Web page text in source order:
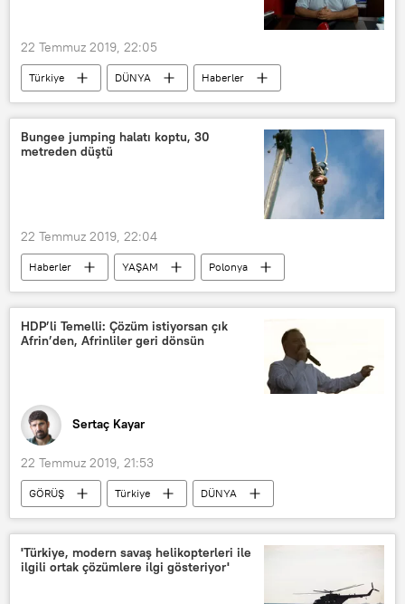
22 Temmuz 2019, 22:05
Türkiye DÜNYA
Haberler
İYİ Parti
Saldırı
Güngören
Ayhan Kurt
Bungee jumping halatı koptu, 30
metreden düştü
22 Temmuz 2019, 22:04
Haberler YAŞAM
Polonya
Bungee jumping
Kaza
HDP’li Temelli: Çözüm istiyorsan çık
Afrin’den, Afrinliler geri dönsün
Sertaç Kayar
22 Temmuz 2019, 21:53
GÖRÜŞ Türkiye
DÜNYA
Haberler
Sezai Temelli
HDP
Leyla Güven
Afrin
Diyarbakır
AK Parti
'Türkiye, modern savaş helikopterleri ile
ilgili ortak çözümlere ilgi gösteriyor'